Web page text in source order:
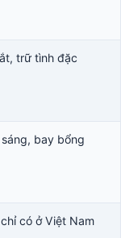
trữ tình đặc
bay bổng
có ở Việt Nam